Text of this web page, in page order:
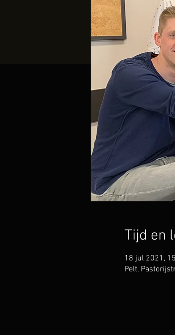
Tijd en
18 jul 2021,
Pelt,